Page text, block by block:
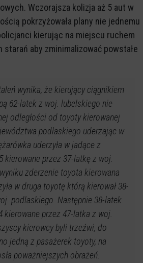
Wczorajsza kolizja aż 5 aut w
pokrzyżowała plany nie jednemu
kierując na miejscu ruchem
starań aby zminimalizować powstałe
wynika, że kierujący ciągnikiem
62-latek z woj. lubelskiego nie
odległości od toyoty kierowanej
podlaskiego uderzając w
uderzyła w jadące z
kierowane przez 37-latkę z woj.
zderzenie toyota kierowana
w druga toyotę którą kierował 38-
podlaskiego. Następnie 38-latek
kierowane przez 47-latka z woj.
kierowcy byli trzeźwi, do
jedną z pasażerek toyoty, na
poważniejszych obrażeń.